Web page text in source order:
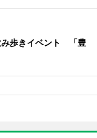
み歩きイベント 「豊